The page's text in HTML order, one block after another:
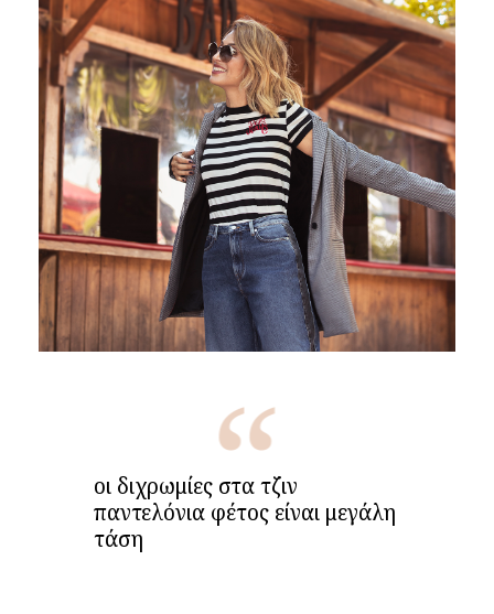
οι διχρωμίες στα τζιν
παντελόνια φέτος είναι μεγάλη
τάση